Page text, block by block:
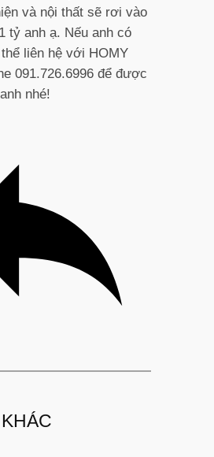
và nội thất sẽ rơi vào
tỷ anh ạ. Nếu anh có
liên hệ với HOMY
091.726.6996 để được
nhé!